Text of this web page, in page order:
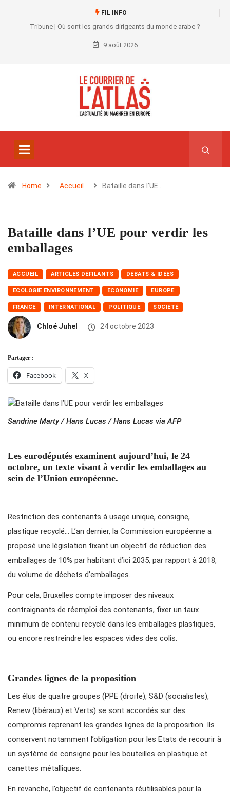
FIL INFO
Tribune | Où sont les grands dirigeants du monde arabe ?
9 août 2026
Home Accueil Bataille dans l’UE…
Bataille dans l’UE pour verdir les
emballages
ACCUEIL ARTICLES DÉFILANTS DÉBATS & IDÉES
ECOLOGIE ENVIRONNEMENT ECONOMIE EUROPE
FRANCE INTERNATIONAL POLITIQUE SOCIÉTÉ
Chloé Juhel 24 octobre 2023
Partager :
Facebook X
Sandrine Marty / Hans Lucas / Hans Lucas via AFP
Les eurodéputés examinent aujourd’hui, le 24
octobre, un texte visant à verdir les emballages au
sein de l’Union européenne.
Restriction des contenants à usage unique, consigne,
plastique recyclé… L’an dernier, la Commission européenne a
proposé une législation fixant un objectif de réduction des
emballages de 10% par habitant d’ici 2035, par rapport à 2018,
du volume de déchets d’emballages.
Pour cela, Bruxelles compte imposer des niveaux
contraignants de réemploi des contenants, fixer un taux
minimum de contenu recyclé dans les emballages plastiques,
ou encore restreindre les espaces vides des colis.
Grandes lignes de la proposition
Les élus de quatre groupes (PPE (droite), S&D (socialistes),
Renew (libéraux) et Verts) se sont accordés sur des
compromis reprenant les grandes lignes de la proposition. Ils
conservent notamment l’obligation pour les Etats de recourir à
un système de consigne pour les bouteilles en plastique et
canettes métalliques.
En revanche, l’objectif de contenants réutilisables pour la